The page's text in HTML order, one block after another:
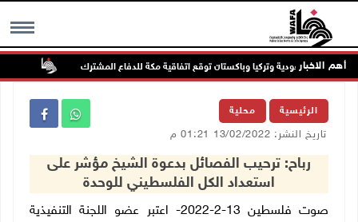
MENU أهم الاخبارالسعودية وتركيا وباكستان توقع اتفاقية مكة للدفاع المشترك
الرئيسية محلية
تاريخ النشر: 13/02/2022 01:21 م
رباح: ترحيب الفصائل بدعوة الشيخ مؤشر على
استعداد الكل الفلسطيني للوحدة
صوت فلسطين 13-2-2022- اعتبر عضو اللجنة التنفيذية